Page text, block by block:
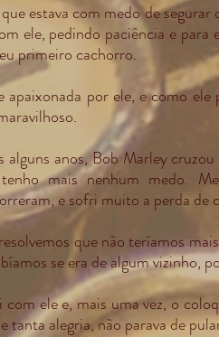
estava com medo de
ele, pedindo paciência e
primeiro cachorro.
apaixonada por ele, e como
alguns anos, Bob Marley
mais nenhum medo.
e sofri muito a perda de
que não teríamos
se era de algum vizinho,
com ele e, mais uma vez, o
tanta alegria, não parava de